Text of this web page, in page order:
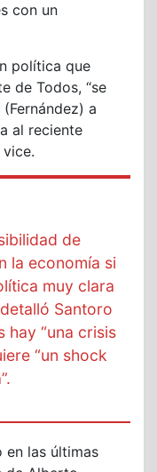
con un
política que
de Todos, “se
a
al reciente
de
la economía si
muy clara
Santoro
hay “una crisis
“un shock
en las últimas